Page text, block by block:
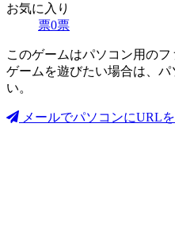
お気に入り
票0票
このゲームはパソコン用のフ
ゲームを遊びたい場合は、
い。
メールでパソコンにURL